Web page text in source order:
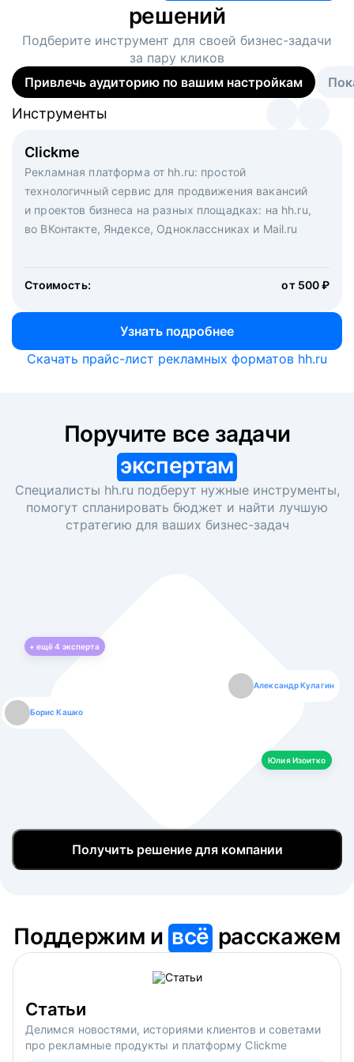
решений
Подберите инструмент для своей бизнес-задачи
за пару кликов
Привлечь аудиторию по вашим настройкам
Clickme
Рекламная платформа от hh.ru: простой
технологичный сервис для продвижения вакансий
и проектов бизнеса на разных площадках: на hh.ru,
во ВКонтакте, Яндексе, Одноклассниках и Mail.ru
Стоимость: от 500 ₽
Узнать подробнее
Инструменты
Вакансия дня
Рекламный формат для вакансий на главной странице
hh.ru. Увеличивает количество откликов
Инструменты
Массовый подбор под ключ. Решите, сколько
кандидатов и когда вам нужно, и за дело возьмутся
маркетологи, рекрутеры и проектные менеджеры
hh.ru с целым набором digital-инструментов
Инструменты
Скачать прайс-лист рекламных форматов hh.ru
экспертам
Специалисты hh.ru подберут нужные инструменты,
помогут спланировать бюджет и найти лучшую
стратегию для ваших бизнес-задач
+ ещё4 эксперта
Борис Кашко
Александр Кулагин
Юлия Изоитко
Юлия Изоитко
Даниил Макаров
Александр Кулагин
Екатерина Лазаренко
Даниил Макаров
Борис Кашко
Екатерина Лазаренко
Юлия Изоитко
Получить решение для компании
Поддержим ивсё расскажем
Статьи
Делимся новостями, историями клиентов и советами
про рекламные продукты и платформу Clickme